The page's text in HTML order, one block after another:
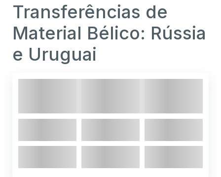
Transferências de
Material Bélico: Rússia
e Uruguai